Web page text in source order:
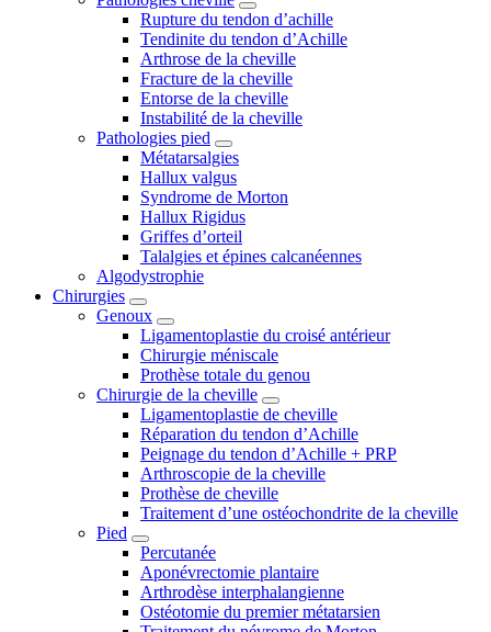
Rupture du tendon d’achille
Tendinite du tendon d’Achille
Arthrose de la cheville
Fracture de la cheville
Entorse de la cheville
Instabilité de la cheville
Pathologies pied
Métatarsalgies
Hallux valgus
Syndrome de Morton
Hallux Rigidus
Griffes d’orteil
Talalgies et épines calcanéennes
Algodystrophie
Chirurgies
Genoux
Ligamentoplastie du croisé antérieur
Chirurgie méniscale
Prothèse totale du genou
Chirurgie de la cheville
Ligamentoplastie de cheville
Réparation du tendon d’Achille
Peignage du tendon d’Achille + PRP
Arthroscopie de la cheville
Prothèse de cheville
Traitement d’une ostéochondrite de la cheville
Pied
Percutanée
Aponévrectomie plantaire
Arthrodèse interphalangienne
Ostéotomie du premier métatarsien